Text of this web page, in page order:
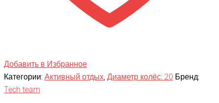
Добавить в Избранное
Категории: Активный отдых Диаметр колёс: 20 Бренд:
Tech team